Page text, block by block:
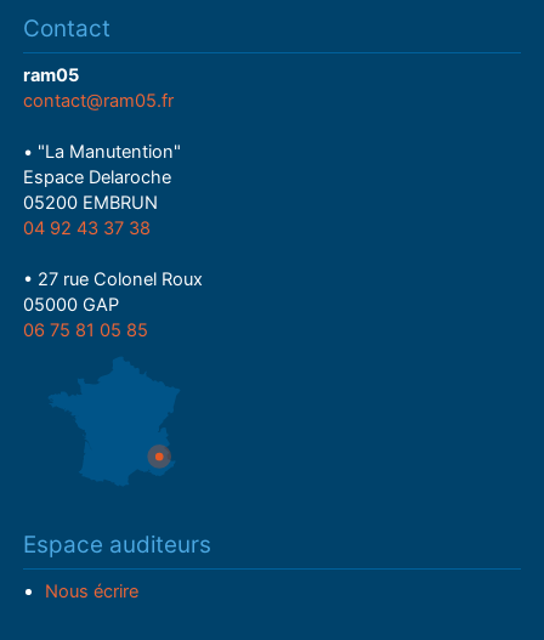
Contact
ram05
contact@ram05.fr
• "La Manutention"
Espace Delaroche
05200 EMBRUN
04 92 43 37 38
• 27 rue Colonel Roux
05000 GAP
06 75 81 05 85
Espace auditeurs
Nous écrire